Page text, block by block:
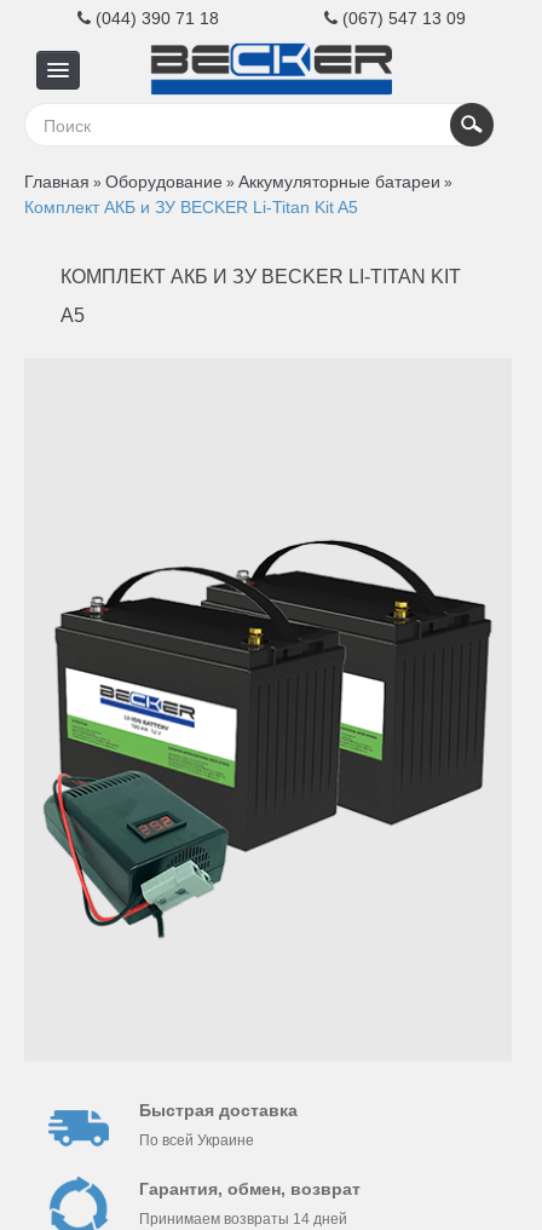
(044) 390 71 18 (067) 547 13 09
Для
Для
Главная » Оборудование » Аккумуляторные батареи »
Комплект АКБ и ЗУ BECKER Li-Titan Kit A5
КОМПЛЕКТ АКБ И ЗУ BECKER LI-TITAN KIT
A5
Быстрая доставка
По всей Украине
Гарантия, обмен, возврат
Принимаем возвраты 14 дней